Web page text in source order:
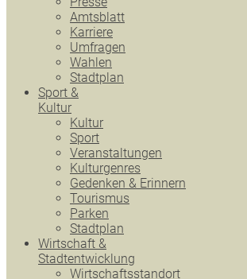
Amtsblatt
Karriere
Umfragen
Wahlen
Stadtplan
Sport &
Kultur
Kultur
Sport
Veranstaltungen
Kulturgenres
Gedenken & Erinnern
Tourismus
Parken
Stadtplan
Wirtschaft &
Stadtentwicklung
Wirtschaftsstandort